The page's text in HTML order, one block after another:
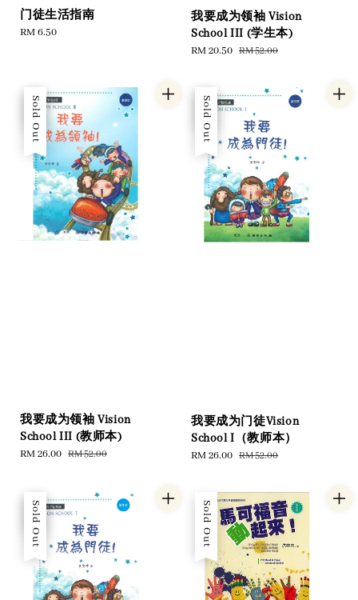
门徒生活指南
Regular
RM 6.50
我要成为领袖 Vision
School III (学生本)
Sale
RM 20.50 Regular
RM 52.00
Sale
Sold Out
我要成为领袖 Vision
School III (教师本)
Sale
RM 26.00 Regular
RM 52.00
Sale
Sold Out
我要成为门徒Vision
School I（教师本）
Sale
RM 26.00 Regular
RM 52.00
Sale
Sold Out Sold Out